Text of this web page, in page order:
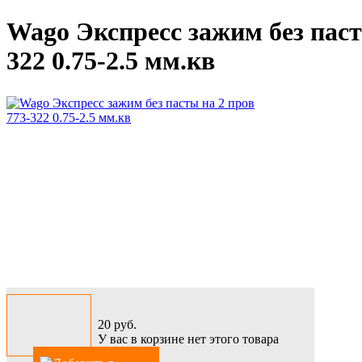
Wago Экспресс зажим без
322 0.75-2.5 мм.кв
20 руб.
У вас в корзине нет этого товара